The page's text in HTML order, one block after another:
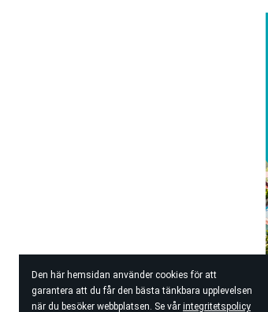
Den här hemsidan använder cookies för att
garantera att du får den bästa tänkbara upplevelsen
när du besöker webbplatsen. Se vår integritetspolicy